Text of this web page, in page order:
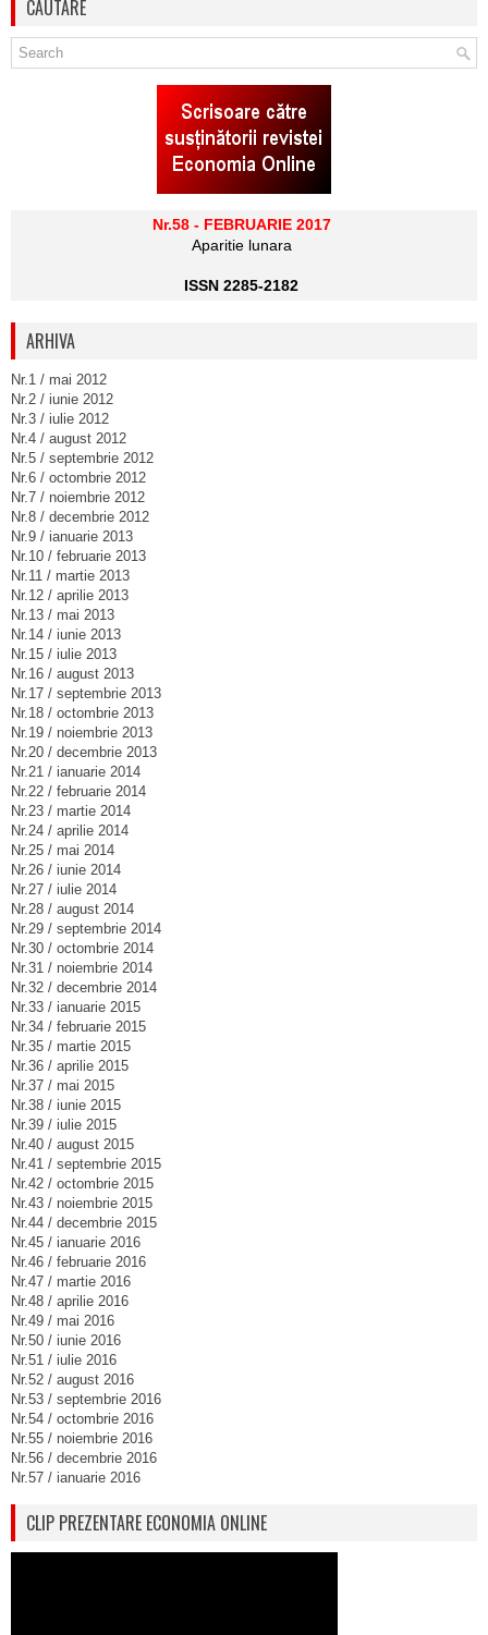
CAUTARE
Nr.58 - FEBRUARIE 2017
Aparitie lunara
ISSN 2285-2182
ARHIVA
Nr.1 / mai 2012
Nr.2 / iunie 2012
Nr.3 / iulie 2012
Nr.4 / august 2012
Nr.5 / septembrie 2012
Nr.6 / octombrie 2012
Nr.7 / noiembrie 2012
Nr.8 / decembrie 2012
Nr.9 / ianuarie 2013
Nr.10 / februarie 2013
Nr.11 / martie 2013
Nr.12 / aprilie 2013
Nr.13 / mai 2013
Nr.14 / iunie 2013
Nr.15 / iulie 2013
Nr.16 / august 2013
Nr.17 / septembrie 2013
Nr.18 / octombrie 2013
Nr.19 / noiembrie 2013
Nr.20 / decembrie 2013
Nr.21 / ianuarie 2014
Nr.22 / februarie 2014
Nr.23 / martie 2014
Nr.24 / aprilie 2014
Nr.25 / mai 2014
Nr.26 / iunie 2014
Nr.27 / iulie 2014
Nr.28 / august 2014
Nr.29 / septembrie 2014
Nr.30 / octombrie 2014
Nr.31 / noiembrie 2014
Nr.32 / decembrie 2014
Nr.33 / ianuarie 2015
Nr.34 / februarie 2015
Nr.35 / martie 2015
Nr.36 / aprilie 2015
Nr.37 / mai 2015
Nr.38 / iunie 2015
Nr.39 / iulie 2015
Nr.40 / august 2015
Nr.41 / septembrie 2015
Nr.42 / octombrie 2015
Nr.43 / noiembrie 2015
Nr.44 / decembrie 2015
Nr.45 / ianuarie 2016
Nr.46 / februarie 2016
Nr.47 / martie 2016
Nr.48 / aprilie 2016
Nr.49 / mai 2016
Nr.50 / iunie 2016
Nr.51 / iulie 2016
Nr.52 / august 2016
Nr.53 / septembrie 2016
Nr.54 / octombrie 2016
Nr.55 / noiembrie 2016
Nr.56 / decembrie 2016
Nr.57 / ianuarie 2016
CLIP PREZENTARE ECONOMIA ONLINE